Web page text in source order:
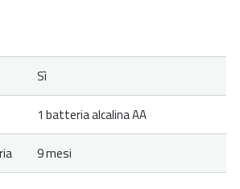
Sì
1 batteria alcalina AA
9 mesi